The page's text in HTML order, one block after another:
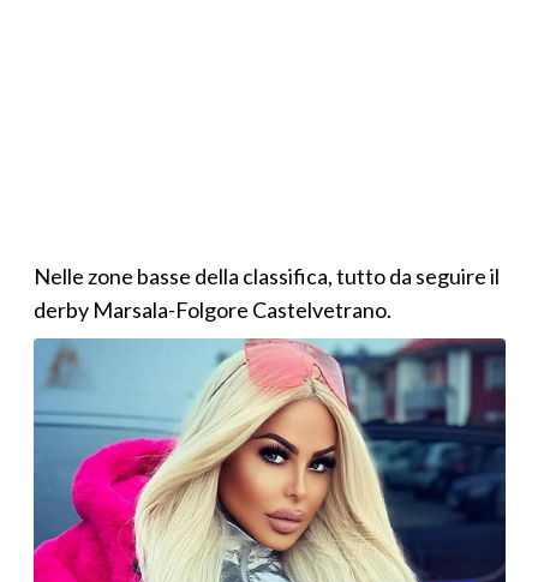
Nelle zone basse della classifica, tutto da seguire il
derby Marsala-Folgore Castelvetrano.